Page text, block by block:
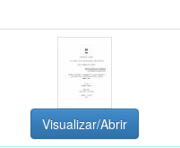
Visualizar/Abrir